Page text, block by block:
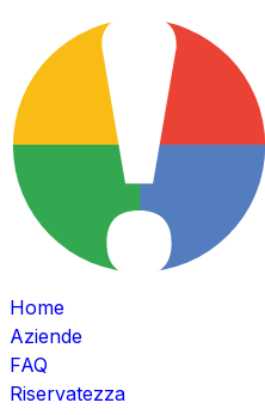
Home
Aziende
FAQ
Riservatezza